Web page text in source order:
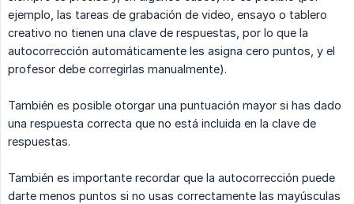
ejemplo, las tareas de grabación de video, ensayo o tablero
creativo no tienen una clave de respuestas, por lo que la
autocorrección automáticamente les asigna cero puntos, y el
profesor debe corregirlas manualmente).
También es posible otorgar una puntuación mayor si has dado
una respuesta correcta que no está incluida en la clave de
respuestas.
También es importante recordar que la autocorrección puede
darte menos puntos si no usas correctamente las mayúsculas